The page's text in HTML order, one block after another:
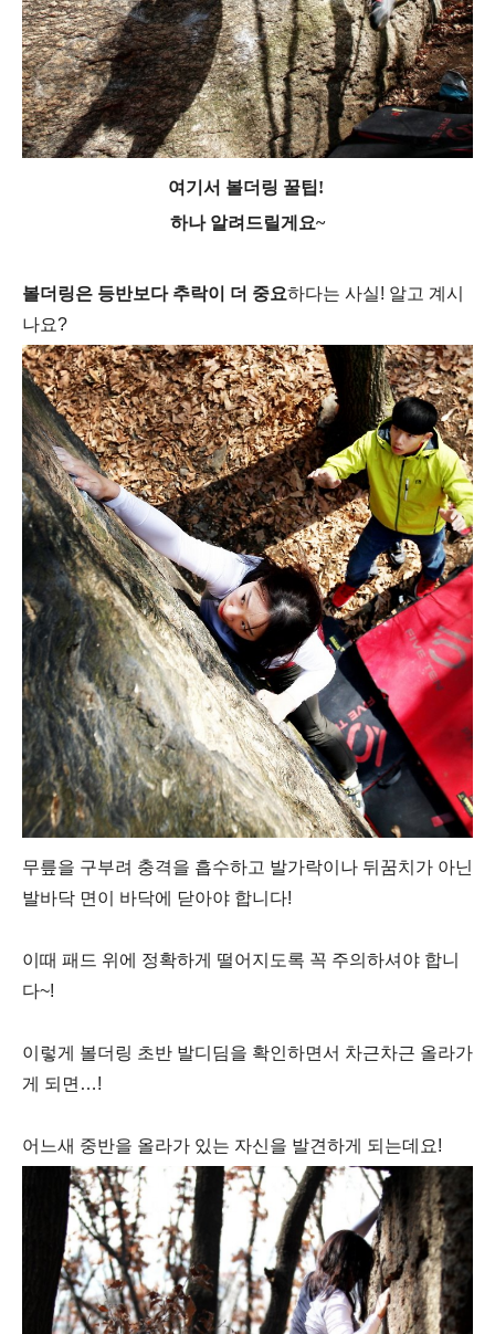
여기서 볼더링 꿀팁!
하나 알려드릴게요~
볼더링은 등반보다 추락이 더 중요하다는 사실! 알고 계시
나요?
무릎을 구부려 충격을 흡수하고 발가락이나 뒤꿈치가 아닌
발바닥 면이 바닥에 닫아야 합니다!
이때 패드 위에 정확하게 떨어지도록 꼭 주의하셔야 합니
다~!
이렇게 볼더링 초반 발디딤을 확인하면서 차근차근 올라가
게 되면 …!
어느새 중반을 올라가 있는 자신을 발견하게 되는데요!